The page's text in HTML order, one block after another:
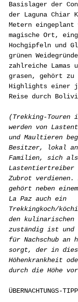
Basislager der
der Laguna Chiar
Metern
magische Ort,
Hochgipfeln und
grünen
zahlreiche Lamas
grasen, gehört zu
Highlights einer
Reise durch
(Trekking-Touren
werden von
und Maultieren
Besitzer, lokal
Familien, sich als
Lastentiertreiber
Zubrot verdienen.
gehört neben
La Paz auch ein
Trekkingkoch/
den
zuständig ist
für Nachschub an
sorgt, der in
Höhenkrankheit
durch die Höhe
ÜBERNACHTUNGS-